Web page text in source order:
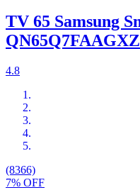
TV 65 Samsung
4.8
(8366)
7% OFF